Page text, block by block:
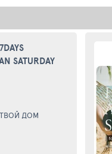
SATURDAY
ТВОЙ ДОМ